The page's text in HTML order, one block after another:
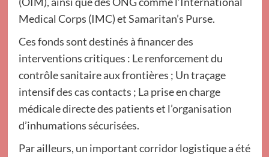
Medical Corps (IMC) et Samaritan’s Purse.
Ces fonds sont destinés à financer des
interventions critiques : Le renforcement du
contrôle sanitaire aux frontières ; Un traçage
intensif des cas contacts ; La prise en charge
médicale directe des patients et l’organisation
d’inhumations sécurisées.
Par ailleurs, un important corridor logistique a été